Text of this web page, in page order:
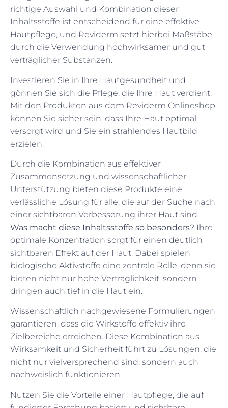
richtige Auswahl und Kombination dieser
Inhaltsstoffe ist entscheidend für eine effektive
Hautpflege, und Reviderm setzt hierbei Maßstäbe
durch die Verwendung hochwirksamer und gut
verträglicher Substanzen.
Investieren Sie in Ihre Hautgesundheit und
gönnen Sie sich die Pflege, die Ihre Haut verdient.
Mit den Produkten aus dem Reviderm Onlineshop
können Sie sicher sein, dass Ihre Haut optimal
versorgt wird und Sie ein strahlendes Hautbild
erzielen.
Durch die Kombination aus effektiver
Zusammensetzung und wissenschaftlicher
Unterstützung bieten diese Produkte eine
verlässliche Lösung für alle, die auf der Suche nach
einer sichtbaren Verbesserung ihrer Haut sind.
Was macht diese Inhaltsstoffe so besonders? Ihre
optimale Konzentration sorgt für einen deutlich
sichtbaren Effekt auf der Haut. Dabei spielen
biologische Aktivstoffe eine zentrale Rolle, denn sie
bieten nicht nur hohe Verträglichkeit, sondern
dringen auch tief in die Haut ein.
Wissenschaftlich nachgewiesene Formulierungen
garantieren, dass die Wirkstoffe effektiv ihre
Zielbereiche erreichen. Diese Kombination aus
Wirksamkeit und Sicherheit führt zu Lösungen, die
nicht nur vielversprechend sind, sondern auch
nachweislich funktionieren.
Nutzen Sie die Vorteile einer Hautpflege, die auf